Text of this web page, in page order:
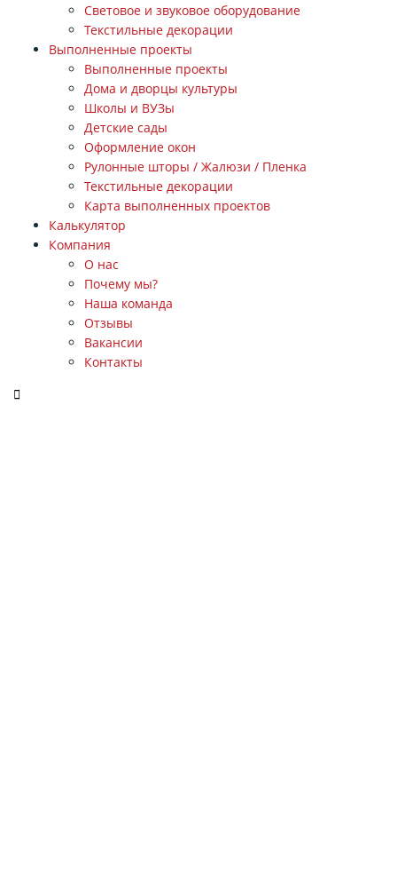
Световое и звуковое оборудование
Текстильные декорации
Выполненные проекты
Выполненные проекты
Дома и дворцы культуры
Школы и ВУЗы
Детские сады
Оформление окон
Рулонные шторы / Жалюзи / Пленка
Текстильные декорации
Карта выполненных проектов
Калькулятор
Компания
О нас
Почему мы?
Наша команда
Отзывы
Вакансии
Контакты